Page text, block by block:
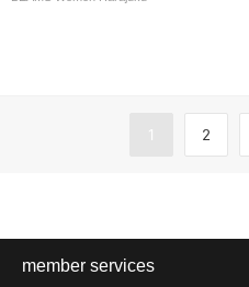
1 2
member services